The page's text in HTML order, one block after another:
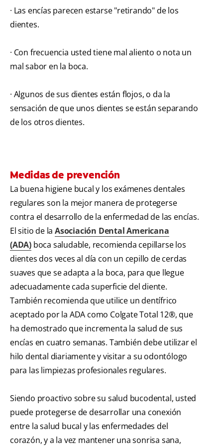
· Las encías parecen estarse "retirando" de los
dientes.
· Con frecuencia usted tiene mal aliento o nota un
mal sabor en la boca.
· Algunos de sus dientes están flojos, o da la
sensación de que unos dientes se están separando
de los otros dientes.
Medidas de prevención
La buena higiene bucal y los exámenes dentales
regulares son la mejor manera de protegerse
contra el desarrollo de la enfermedad de las encías.
El sitio de laAsociación Dental Americana
(ADA) boca saludable, recomienda cepillarse los
dientes dos veces al día con un cepillo de cerdas
suaves que se adapta a la boca, para que llegue
adecuadamente cada superficie del diente.
También recomienda que utilice un dentífrico
aceptado por la ADA como Colgate Total 12®, que
ha demostrado que incrementa la salud de sus
encías en cuatro semanas. También debe utilizar el
hilo dental diariamente y visitar a su odontólogo
para las limpiezas profesionales regulares.
Siendo proactivo sobre su salud bucodental, usted
puede protegerse de desarrollar una conexión
entre la salud bucal y las enfermedades del
corazón, y a la vez mantener una sonrisa sana,